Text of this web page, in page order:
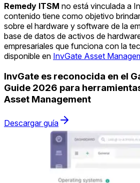
Remedy ITSM no está vinculada a
contenido tiene como objetivo
sobre el hardware y software de la
base de datos de activos de
empresariales que funciona con la
disponible en InvGate Asset
InvGate es reconocida en el
Guide 2026 para
Asset Management
Descargar guía